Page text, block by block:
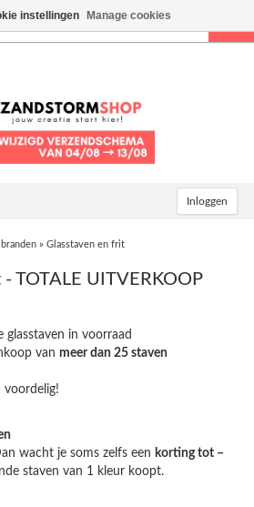
Inloggen
» Glasstaven en frit
TOTALE UITVERKOOP
glasstaven in voorraad
van meer dan 25 staven
voordelig!
wacht je soms zelfs een korting tot –
staven van 1 kleur koopt.
instellingen Manage cookies